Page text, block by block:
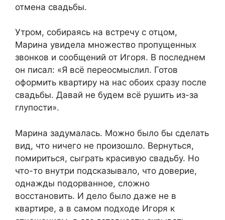
отмена свадьбы.
Утром, собираясь на встречу с отцом,
Марина увидела множество пропущенных
звонков и сообщений от Игоря. В последнем
он писал: «Я всё переосмыслил. Готов
оформить квартиру на нас обоих сразу после
свадьбы. Давай не будем всё рушить из-за
глупости».
Марина задумалась. Можно было бы сделать
вид, что ничего не произошло. Вернуться,
помириться, сыграть красивую свадьбу. Но
что-то внутри подсказывало, что доверие,
однажды подорванное, сложно
восстановить. И дело было даже не в
квартире, а в самом подходе Игоря к